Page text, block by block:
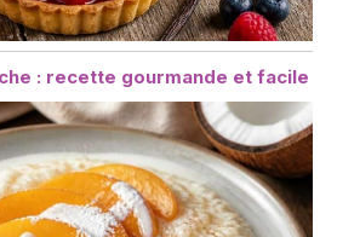
: recette gourmande et facile